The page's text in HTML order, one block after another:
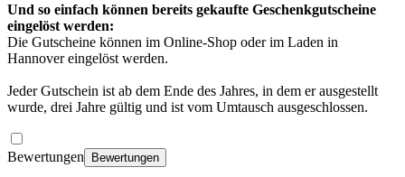
Und so einfach können bereits gekaufte Geschenkgutscheine
eingelöst werden:
Die Gutscheine können im Online-Shop oder im Laden in
Hannover eingelöst werden.
Jeder Gutschein ist ab dem Ende des Jahres, in dem er ausgestellt
wurde, drei Jahre gültig und ist vom Umtausch ausgeschlossen.
Bewertungen Bewertungen